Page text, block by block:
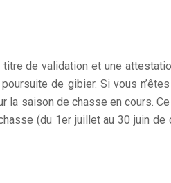
de validation et une
de gibier. Si vous
saison de chasse en cours.
(du 1er juillet au 30 juin